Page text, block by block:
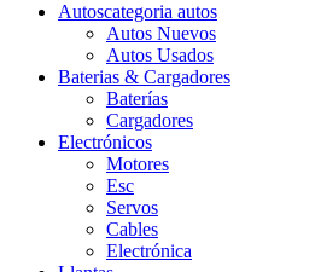
Autoscategoria autos
Autos Nuevos
Autos Usados
Baterias & Cargadores
Baterías
Cargadores
Electrónicos
Motores
Esc
Servos
Cables
Electrónica